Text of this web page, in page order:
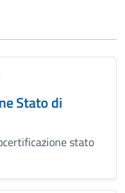
Stato di
stato